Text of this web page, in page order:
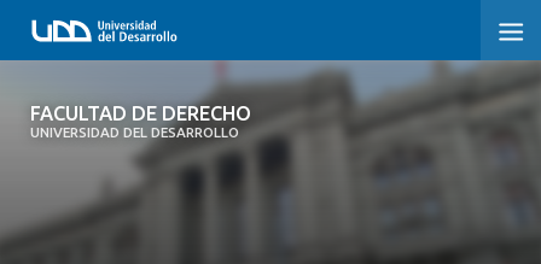
FACULTAD DE DERECHO
UNIVERSIDAD DEL DESARROLLO
FACULTAD DE DERECHO
SOBRE LA FACULTAD